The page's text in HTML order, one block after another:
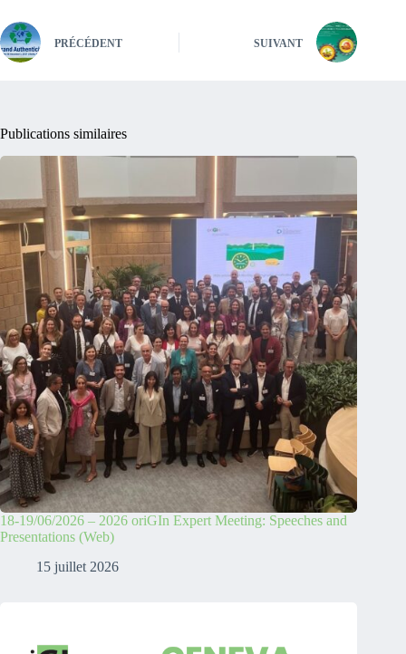
PRÉCÉDENT SUIVANT
Publications similaires
18-19/06/2026 – 2026 oriGIn Expert Meeting: Speeches and
Presentations (Web)
15 juillet 2026